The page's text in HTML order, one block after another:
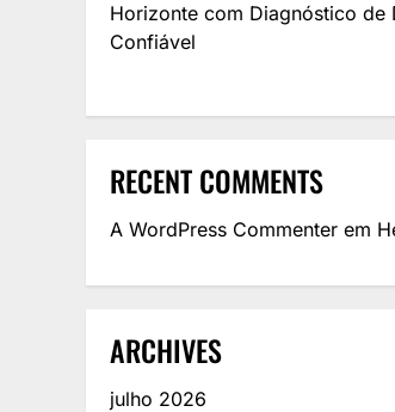
Horizonte com Diagnóstico de
Confiável
RECENT COMMENTS
A WordPress Commenter em
ARCHIVES
julho 2026